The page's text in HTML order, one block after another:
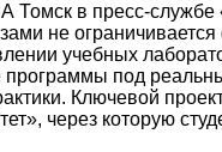
Томск в пресс-службе
не
учебных
программы под
Ключевой
через которую